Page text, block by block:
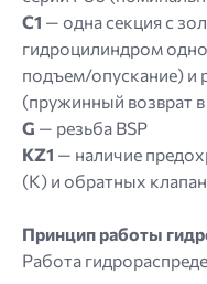
C1 — одна секция с
гидроцилиндром
подъем/опускание) и
(пружинный возврат
G — резьба BSP
KZ1 — наличие
(K) и обратных
Принцип работы
Работа